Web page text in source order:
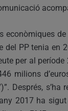
econòmiques
del PP tenia en
per al
milions
Després,
2017 ha